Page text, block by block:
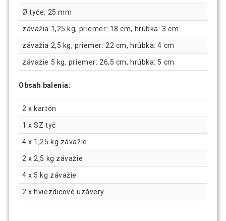
Ø tyče: 25 mm
závažia 1,25 kg, priemer: 18 cm, hrúbka: 3 cm
závažia 2,5 kg, priemer: 22 cm, hrúbka: 4 cm
závažie 5 kg, priemer: 26,5 cm, hrúbka: 5 cm
Obsah balenia:
2 x kartón
1 x SZ tyč
4 x 1,25 kg závažie
2 x 2,5 kg závažie
4 x 5 kg závažie
2 x hviezdicové uzávery